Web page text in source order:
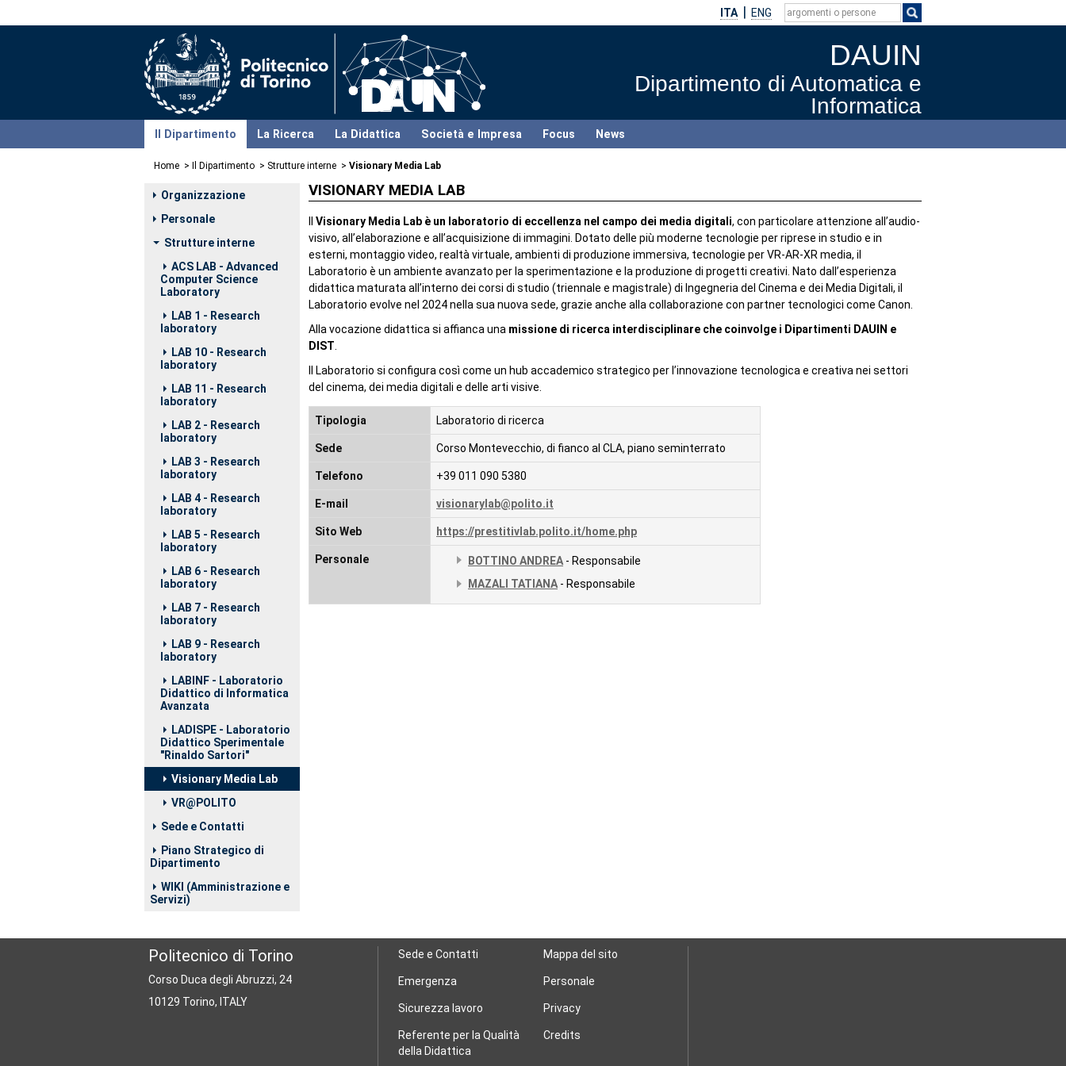
ITA ENG
DAUIN
Dipartimento di Automatica e
Informatica
Il Dipartimento La Ricerca La Didattica Società e Impresa Focus News
Home Il Dipartimento Strutture interne Visionary Media Lab
Organizzazione
Personale
Strutture interne
ACS LAB - Advanced
Computer Science
Laboratory
LAB 1 - Research
laboratory
LAB 10 - Research
laboratory
LAB 11 - Research
laboratory
LAB 2 - Research
laboratory
LAB 3 - Research
laboratory
LAB 4 - Research
laboratory
LAB 5 - Research
laboratory
LAB 6 - Research
laboratory
LAB 7 - Research
laboratory
LAB 9 - Research
laboratory
LABINF - Laboratorio
Didattico di Informatica
Avanzata
LADISPE - Laboratorio
Didattico Sperimentale
"Rinaldo Sartori"
Visionary Media Lab
VR@POLITO
Sede e Contatti
Piano Strategico di
Dipartimento
WIKI (Amministrazione e
Servizi)
VISIONARY MEDIA LAB
Visionary Media Lab è un laboratorio di eccellenza nel campo dei media digitali, con particolare attenzione all’audio-
visivo, all’elaborazione e all’acquisizione di immagini. Dotato delle più moderne tecnologie per riprese in studio e in
esterni, montaggio video, realtà virtuale, ambienti di produzione immersiva, tecnologie per VR-AR-XR media, il
Laboratorio è un ambiente avanzato per la sperimentazione e la produzione di progetti creativi. Nato dall’esperienza
didattica maturata all’interno dei corsi di studio (triennale e magistrale) di Ingegneria del Cinema e dei Media Digitali, il
Laboratorio evolve nel 2024 nella sua nuova sede, grazie anche alla collaborazione con partner tecnologici come Canon.
Alla vocazione didattica si affianca una missione di ricerca interdisciplinare che coinvolge i Dipartimenti DAUIN e
DIST
Il Laboratorio si configura così come un hub accademico strategico per l’innovazione tecnologica e creativa nei settori
del cinema, dei media digitali e delle arti visive.
Tipologia Laboratorio di ricerca
Sede Corso Montevecchio, di fianco al CLA, piano seminterrato
Telefono +39 011 090 5380
E-mail visionarylab@polito.it
Sito Web https://prestitivlab.polito.it/home.php
Personale BOTTINO ANDREA - Responsabile
MAZALI TATIANA- Responsabile
Politecnico di Torino
Corso Duca degli Abruzzi, 24
10129 Torino, ITALY
Sede e Contatti
Emergenza
Sicurezza lavoro
Referente per la Qualità
della Didattica
Mappa del sito
Personale
Privacy
Credits